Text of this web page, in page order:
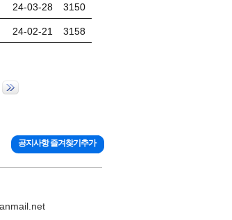
24-03-28 3150
24-02-21 3158
공지사항 즐겨찾기추가